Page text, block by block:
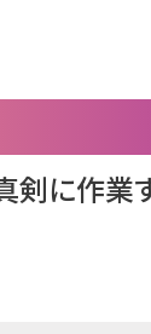
真剣に作